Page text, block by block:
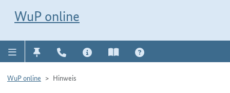
WuP online
WuP online Hinweis